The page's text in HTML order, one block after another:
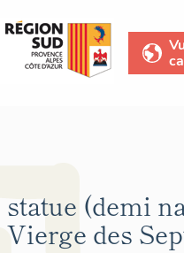
statue (demi
Vierge des